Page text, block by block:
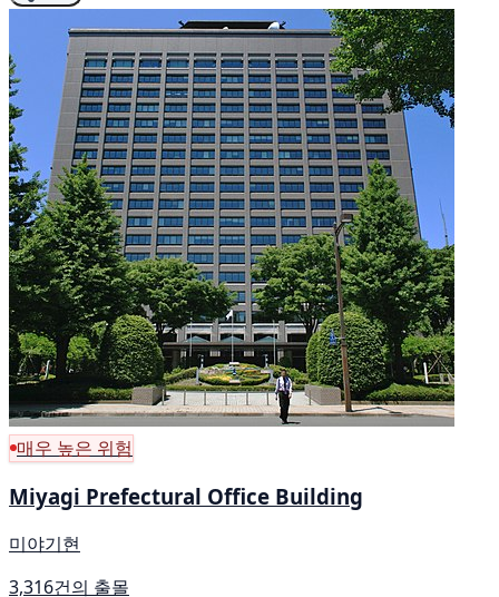
매우 높은 위험
Miyagi Prefectural Office Building
미야기현
3,316건의 출몰